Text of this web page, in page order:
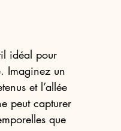
idéal pour
Imaginez un
et l’allée
peut capturer
que